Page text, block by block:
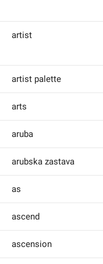
artist
artist palette
arts
aruba
arubska zastava
as
ascend
ascension